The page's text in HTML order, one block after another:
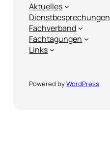
Aktuelles
Dienstbesprechungen
Fachverband
Fachtagungen
Links
Powered byWordPress